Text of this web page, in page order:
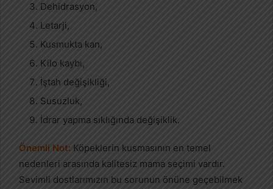
Dehidrasyon,
Letarji,
Kusmukta kan,
Kilo kaybı,
İştah değişikliği,
Susuzluk,
İdrar yapma sıklığında değişiklik.
Önemli Not: Köpeklerin kusmasının en temel
nedenleri arasında kalitesiz mama seçimi vardır.
Sevimli dostlarımızın bu sorunun önüne geçebilmek